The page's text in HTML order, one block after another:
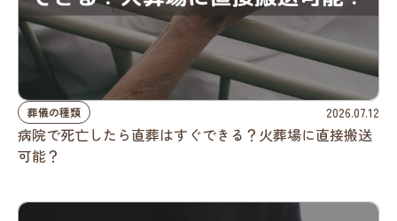
葬儀の種類 2026.07.12
病院で死亡したら直葬はすぐできる？火葬場に直接搬送
可能？